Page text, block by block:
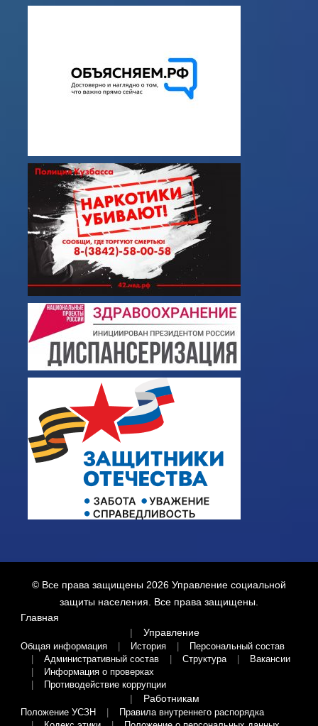
© Все права защищены 2026 Управление социальной
защиты населения . Все права защищены.
Главная
Управление
Общая информация История
Персональный состав
Административный состав
Структура
Вакансии
Информация о проверках
Противодействие коррупции
Работникам
Положение УСЗН
Правила внутреннего распорядка